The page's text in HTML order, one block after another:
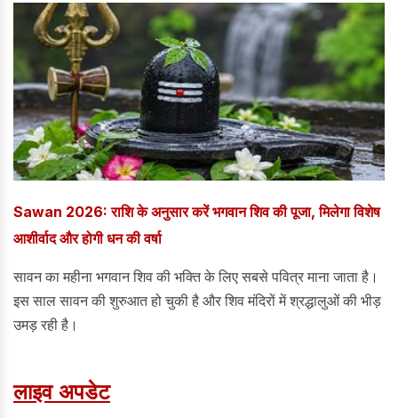
Sawan 2026: राशि के अनुसार करें भगवान शिव की पूजा, मिलेगा विशेष
आशीर्वाद और होगी धन की वर्षा
सावन का महीना भगवान शिव की भक्ति के लिए सबसे पवित्र माना जाता है।
इस साल सावन की शुरुआत हो चुकी है और शिव मंदिरों में श्रद्धालुओं की भीड़
उमड़ रही है।
लाइव अपडेट